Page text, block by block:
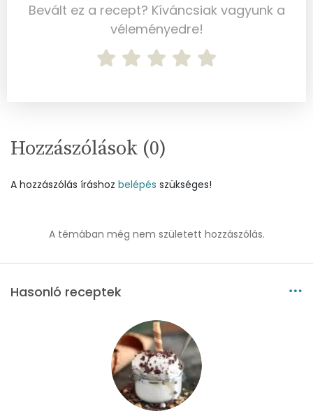
Összesen
Magnézium
38 mg
Foszfor
60 mg
Nátrium
Bevált ez a recept? Kíváncsiak vagyunk a
véleményedre!
Hozzászólások (0)
A hozzászólás íráshoz belépés szükséges!
A témában még nem született hozzászólás.
Hasonló receptek